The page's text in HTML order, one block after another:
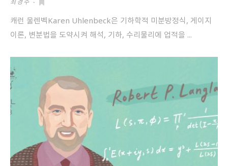
최경수 -
캐런 울렌벡Karen Uhlenbeck은 기하학적 미분방정식, 게이지
이론, 변분법을 도약시켜 해석, 기하, 수리물리에 업적을 ...